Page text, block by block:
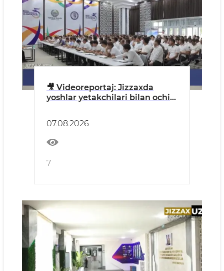
🎥 Videoreportaj: Jizzaxda
yoshlar yetakchilari bilan ochiq
07.08.2026
7